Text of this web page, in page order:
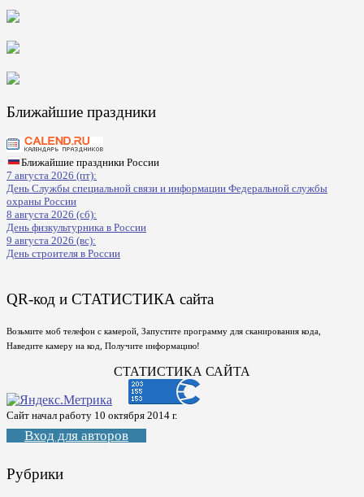
Ближайшие праздники
Ближайшие праздники России
7 августа 2026 (пт):
День Службы специальной связи и информации Федеральной службы
охраны России
8 августа 2026 (сб):
День физкультурника в России
9 августа 2026 (вс):
День строителя в России
QR-код и СТАТИСТИКА сайта
Возьмите моб телефон с камерой, Запустите программу для сканирования кода,
Наведите камеру на код, Получите информацию!
СТАТИСТИКА САЙТА
Сайт начал работу 10 октября 2014 г.
Вход для авторов
Рубрики